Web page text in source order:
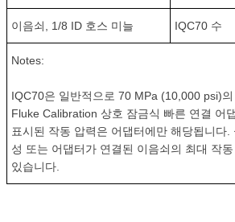
이음쇠, 1/8 ID 호스 미늘 IQC70 수
Notes:
IQC70은 일반적으로 70 MPa (10,000 psi)
Fluke Calibration 상호 잠금식 빠른 연결 어
표시된 작동 압력은 어댑터에만 해당됩니다.
성 또는 어댑터가 연결된 이음쇠의 최대 작
있습니다.